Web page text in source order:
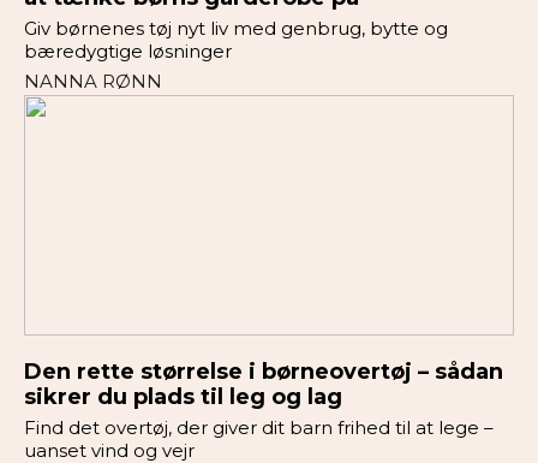
Giv børnenes tøj nyt liv med genbrug, bytte og
bæredygtige løsninger
NANNA RØNN
Den rette størrelse i børneovertøj – sådan
sikrer du plads til leg og lag
Find det overtøj, der giver dit barn frihed til at lege –
uanset vind og vejr